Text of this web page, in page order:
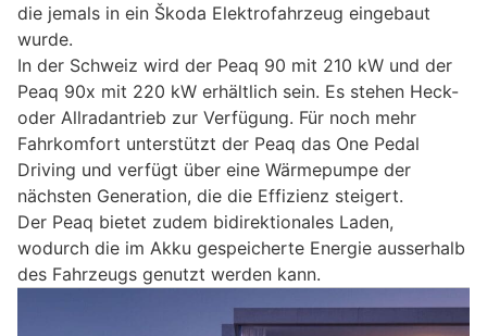
die jemals in ein Škoda Elektrofahrzeug eingebaut
wurde.
In der Schweiz wird der Peaq 90 mit 210 kW und der
Peaq 90x mit 220 kW erhältlich sein. Es stehen Heck-
oder Allradantrieb zur Verfügung. Für noch mehr
Fahrkomfort unterstützt der Peaq das One Pedal
Driving und verfügt über eine Wärmepumpe der
nächsten Generation, die die Effizienz steigert.
Der Peaq bietet zudem bidirektionales Laden,
wodurch die im Akku gespeicherte Energie ausserhalb
des Fahrzeugs genutzt werden kann.